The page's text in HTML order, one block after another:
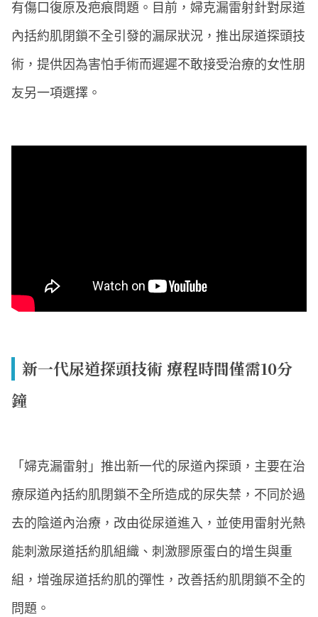
有傷口復原及疤痕問題。目前，婦克漏雷射針對尿道
內括約肌閉鎖不全引發的漏尿狀況，推出尿道探頭技
術，提供因為害怕手術而遲遲不敢接受治療的女性朋
友另一項選擇。
新一代尿道探頭技術 療程時間僅需10分
鐘
「婦克漏雷射」推出新一代的尿道內探頭，主要在治
療尿道內括約肌閉鎖不全所造成的尿失禁，不同於過
去的陰道內治療，改由從尿道進入，並使用雷射光熱
能刺激尿道括約肌組織、刺激膠原蛋白的增生與重
組，增強尿道括約肌的彈性，改善括約肌閉鎖不全的
問題。